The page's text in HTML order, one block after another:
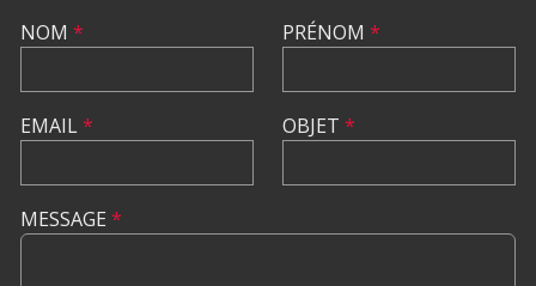
NOM *
EMAIL*
PRÉNOM *
OBJET *
MESSAGE *